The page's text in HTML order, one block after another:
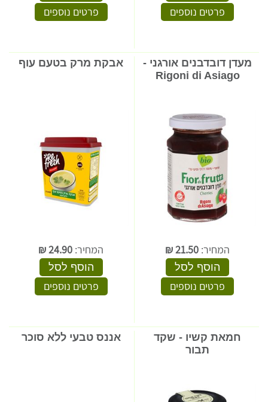
פרטים נוספים פרטים נוספים
מעדן דובדבנים אורגני -
Rigoni di Asiago
המחיר: 21.50
₪
הוסף לסל
פרטים נוספים
אבקת מרק בטעם עוף
המחיר: 24.90
₪
הוסף לסל
פרטים נוספים
חמאת קשיו - שקד
תבור
אננס טבעי ללא סוכר